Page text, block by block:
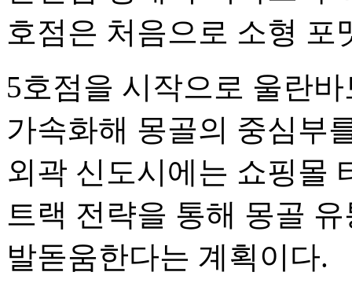
호점은 처음으로 소형 포
5호점을 시작으로 울란
가속화해 몽골의 중심부
외곽 신도시에는 쇼핑몰
트랙 전략을 통해 몽골
발돋움한다는 계획이다.